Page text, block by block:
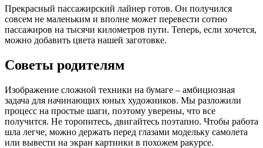
Прекрасный пассажирский лайнер готов. Он получился
совсем не маленьким и вполне может перевести сотню
пассажиров на тысячи километров пути. Теперь, если хочется,
можно добавить цвета нашей заготовке.
Советы родителям
Изображение сложной техники на бумаге – амбициозная
задача для начинающих юных художников. Мы разложили
процесс на простые шаги, поэтому уверены, что все
получится. Не торопитесь, двигайтесь поэтапно. Чтобы работа
шла легче, можно держать перед глазами модельку самолета
или вывести на экран картинки в похожем ракурсе.